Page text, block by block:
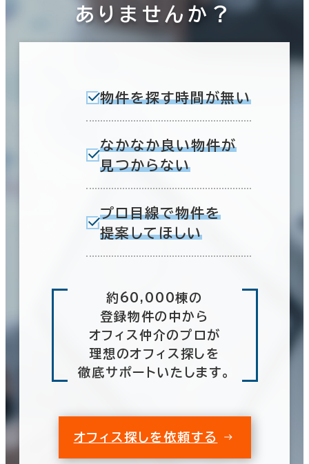
ありませんか？
物件を探す時間が無い
なかなか良い物件が
見つからない
プロ目線で物件を
提案してほしい
約60,000棟の
登録物件の中から
オフィス仲介のプロが
理想のオフィス探しを
徹底サポートいたします。
オフィス探しを依頼する